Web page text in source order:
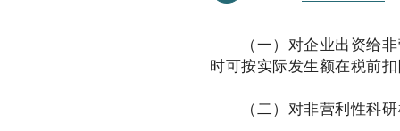
（一）对企业出资给非
时可按实际发生额在税前
（二）对非营利性科研